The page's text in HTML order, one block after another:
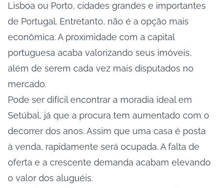
Lisboa ou Porto, cidades grandes e importantes
de Portugal. Entretanto, não é a opção mais
econômica. A proximidade com a capital
portuguesa acaba valorizando seus imóveis,
além de serem cada vez mais disputados no
mercado.
Pode ser difícil encontrar a moradia ideal em
Setúbal, já que a procura tem aumentado com o
decorrer dos anos. Assim que uma casa é posta
à venda, rapidamente será ocupada. A falta de
oferta e a crescente demanda acabam elevando
o valor dos aluguéis.